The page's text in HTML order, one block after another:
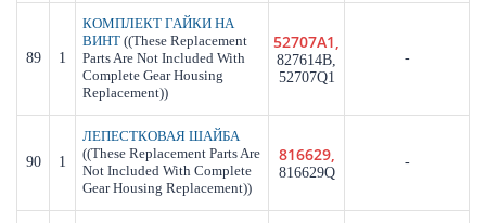
89 1
КОМПЛЕКТ ГАЙКИ НА
ВИНТ ((These Replacement
Parts Are Not Included With
Complete Gear Housing
Replacement))
52707A1,
827614B,
52707Q1
-
90 1
ЛЕПЕСТКОВАЯ ШАЙБА
((These Replacement Parts Are
Not Included With Complete
Gear Housing Replacement))
816629,
816629Q
-